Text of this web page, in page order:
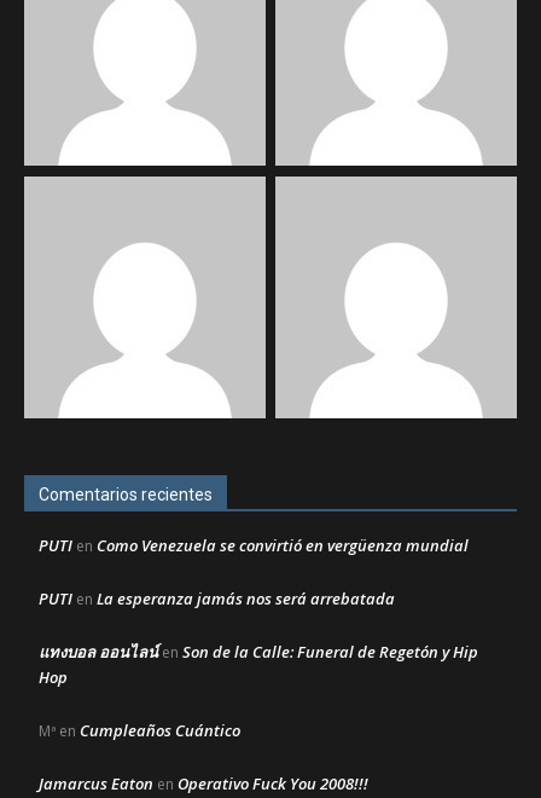
Comentarios recientes
PUTI en Como Venezuela se convirtió en vergüenza mundial
PUTI en La esperanza jamás nos será arrebatada
แทงบอล ออนไลน์en Son de la Calle: Funeral de Regetón y Hip
Hop
Mª en Cumpleaños Cuántico
Jamarcus Eaton en Operativo Fuck You 2008!!!